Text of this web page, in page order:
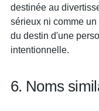
destinée au
sérieux ni comme
du destin d'une
intentionnelle.
6. Noms